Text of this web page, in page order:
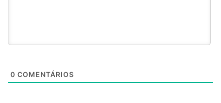
0 COMENTÁRIOS